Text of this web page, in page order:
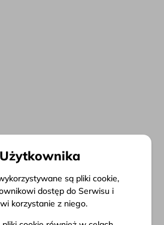
są pliki cookie,
dostęp do Serwisu i
korzystanie z niego.